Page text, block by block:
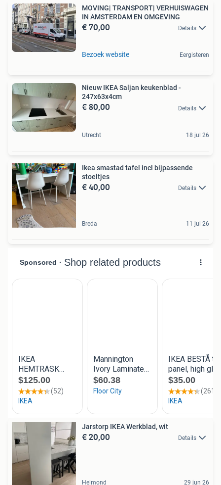
MOVING| TRANSPORT| VERHUISWAGEN
IN AMSTERDAM EN OMGEVING
€ 70,00 Details
Bezoek website Eergisteren
Nieuw IKEA Saljan keukenblad -
247x63x4cm
€ 80,00 Details
Utrecht 18 jul 26
Ikea smastad tafel incl bijpassende
stoeltjes
€ 40,00 Details
Breda 11 jul 26
Jarstorp IKEA Werkblad, wit
€ 20,00 Details
Helmond 29 jun 26